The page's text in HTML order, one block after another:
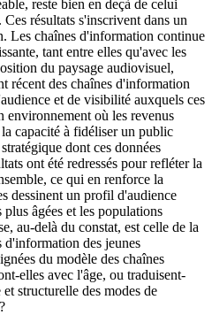
reste bien en deçà de celui
résultats s'inscrivent dans un
Les chaînes d'information continue
tant entre elles qu'avec les
du paysage audiovisuel,
récent des chaînes d'information
et de visibilité auxquels ces
environnement où les revenus
capacité à fidéliser un public
dont ces données
ont été redressés pour refléter la
ce qui en renforce la
dessinent un profil d'audience
âgées et les populations
au-delà du constat, est celle de la
d'information des jeunes
du modèle des chaînes
elles avec l'âge, ou traduisent-
structurelle des modes de